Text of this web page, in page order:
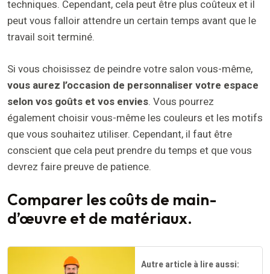
techniques. Cependant, cela peut être plus coûteux et il
peut vous falloir attendre un certain temps avant que le
travail soit terminé.
Si vous choisissez de peindre votre salon vous-même,
vous aurez l’occasion de personnaliser votre espace
selon vos goûts et vos envies. Vous pourrez
également choisir vous-même les couleurs et les motifs
que vous souhaitez utiliser. Cependant, il faut être
conscient que cela peut prendre du temps et que vous
devrez faire preuve de patience.
Comparer les coûts de main-
d’œuvre et de matériaux.
Autre article à lire aussi: